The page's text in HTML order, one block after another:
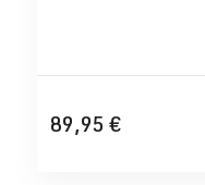
89,95 €